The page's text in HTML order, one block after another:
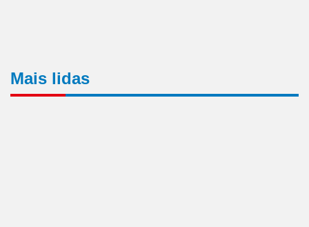
Mais lidas